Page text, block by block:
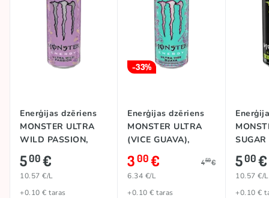
Enerģijas dzēriens
MONSTER ULTRA
WILD PASSION,
473ml
500€
10.57 €/L
+0.10 € taras
-33%
Enerģijas dzēriens
MONSTER ULTRA
(VICE GUAVA),
473ml
300€ 450€
6.34 €/L
+0.10 € taras
SUGAR
SHOT),
500€
10.57 €/L
+0.10 €